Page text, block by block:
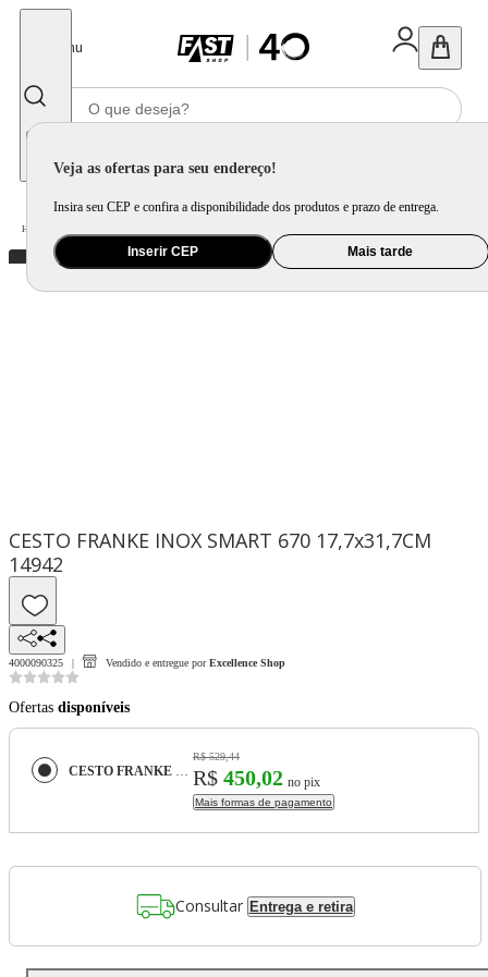
Menu
Veja as ofertas para seu endereço!
Insira seu CEP e confira a disponibilidade dos produtos e prazo de entrega.
Inserir CEP Mais tarde
Home
CESTO FRANKE INOX SMART 670 17,7x31,7CM
14942
4000090325 Vendido e entregue por Excellence Shop
Ofertas disponíveis
CESTO FRANKE INOX SMART 670 17,7x31,7CM 14942
R$ 529,44
R$ 450,02 no pix
Mais formas de pagamento
Consultar Entrega e retira